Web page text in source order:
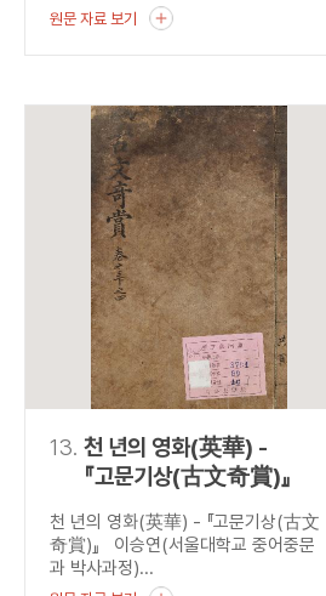
원문 자료 보기
13. 천 년의 영화(英華) -
『고문기상(古文奇賞)』
천 년의 영화(英華) - 『고문기상(古文
奇賞)』 이승연(서울대학교 중어중문
과 박사과정)...